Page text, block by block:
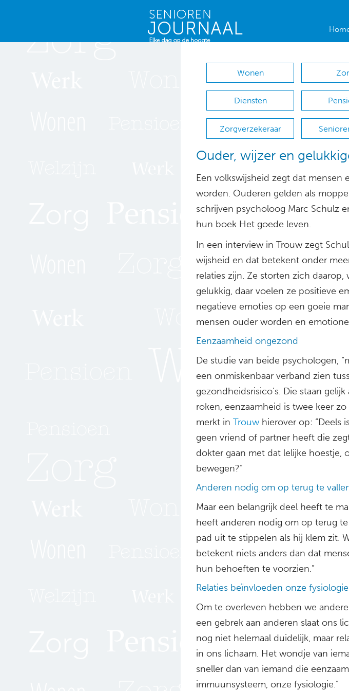
Wonen
Diensten
Zorgverzekeraar
Ouder, wijzer en
Een volkswijsheid zegt dat mensen
worden. Ouderen gelden als
schrijven psycholoog Marc Schulz
hun boek Het goede leven.
In een interview in Trouw zegt
wijsheid en dat betekent onder
relaties zijn. Ze storten zich
gelukkig, daar voelen ze positieve
negatieve emoties op een goeie
mensen ouder worden en
Eenzaamheid ongezond
De studie van beide psychologen,
een onmiskenbaar verband zien
gezondheidsrisico’s. Die staan
roken, eenzaamheid is twee keer
merkt in Trouw hierover op: “Deels
geen vriend of partner heeft die
dokter gaan met dat lelijke hoestje,
bewegen?”
Anderen nodig om op terug te
Maar een belangrijk deel heeft te
heeft anderen nodig om op terug
pad uit te stippelen als hij klem zit.
betekent niets anders dan dat
hun behoeften te voorzien.”
Relaties beïnvloeden onze fysiologie
Om te overleven hebben we
een gebrek aan anderen slaat ons
nog niet helemaal duidelijk, maar
in ons lichaam. Het wondje van
sneller dan van iemand die
immuunsysteem, onze fysiologie.”